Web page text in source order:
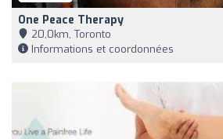
One Peace Therapy
20,0km, Toronto
Informations et coordonnées